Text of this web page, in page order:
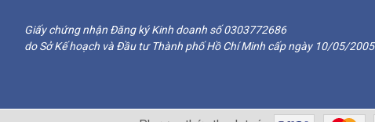
Giấy chứng nhận Đăng ký Kinh doanh số 0303772686
do Sở Kế hoạch và Đầu tư Thành phố Hồ Chí Minh cấp ngày 10/05/2005